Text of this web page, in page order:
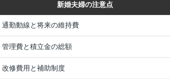
新婚夫婦の注意点
通勤動線と将来の維持費
管理費と積立金の総額
改修費用と補助制度